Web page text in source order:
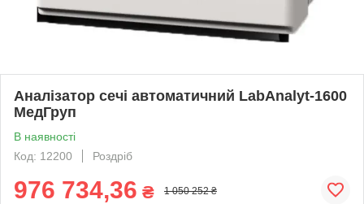
Аналізатор сечі автоматичний LabAnalyt-1600
МедГруп
В наявності
Код: 12200
Роздріб
976 734,36 ₴ 1 050 252 ₴